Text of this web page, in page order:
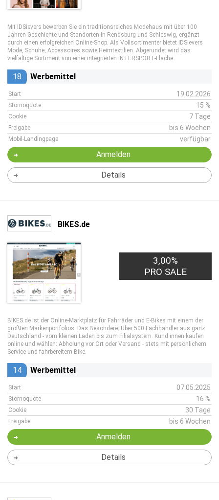
Mit IDSievers bewerben Sie ein traditionsreiches Modehaus mit über 100
Jahren Geschichte und Standorten in Rendsburg und Schleswig, ergänzt
durch einen erfolgreichen Online-Shop. Als Vollsortimenter bietet IDSievers
Mode, Schuhe, Accessoires sowie Heimtextilien. Abgerundet wird das
vielfältige Sortiment von einer integrierten INTERSPORT-Fläche.
18 Werbemittel
Start 19.02.2026
Stornoquote 15 %
Cookie 7 Tage
Freigabe bis 6 Wochen
Mobil-Landingpage verfügbar
Anmelden
Details
BIKES.de
3,00%
PRO SALE
BIKES.de ist der Online-Marktplatz für Fahrräder und E-Bikes mit einem der
größten Markenportfolios. Das Besondere: Über 500 Fachhändler aus ganz
Deutschland - vom kleinen Laden bis zum Filialsystem. Kund:innen kaufen
online und wählen: Abholung vor Ort oder Versand - stets mit persönlichem
Service und fahrbereitem Bike.
14 Werbemittel
Start 07.05.2025
Stornoquote 16 %
Cookie 30 Tage
Freigabe bis 6 Wochen
Anmelden
Details